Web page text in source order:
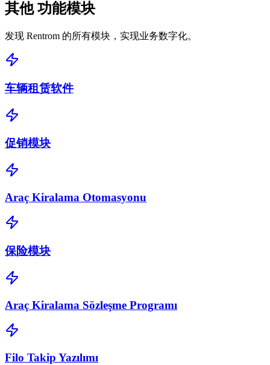
其他 功能模块
发现 Rentrom 的所有模块，实现业务数字化。
车辆租赁软件
促销模块
Araç Kiralama Otomasyonu
保险模块
Araç Kiralama Sözleşme Programı
Filo Takip Yazılımı